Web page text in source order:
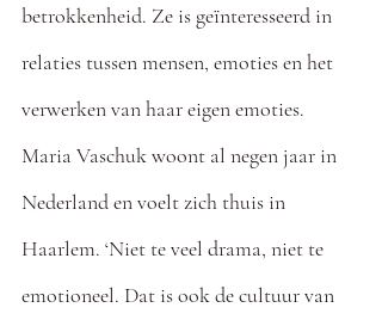
betrokkenheid. Ze is geïnteresseerd in
relaties tussen mensen, emoties en het
verwerken van haar eigen emoties.
Maria Vaschuk woont al negen jaar in
Nederland en voelt zich thuis in
Haarlem. ‘Niet te veel drama, niet te
emotioneel. Dat is ook de cultuur van